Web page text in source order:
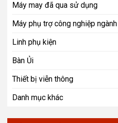
Máy may đã qua sử dụng
Máy phụ trợ công nghiệp
Linh phụ kiện
Bàn Ủi
Thiết bị viễn thông
Danh mục khác